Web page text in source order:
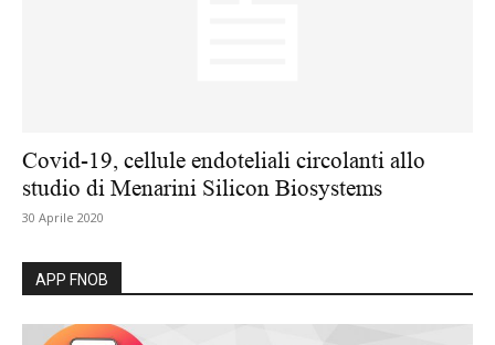
Covid-19, cellule endoteliali circolanti allo
studio di Menarini Silicon Biosystems
30 Aprile 2020
APP FNOB